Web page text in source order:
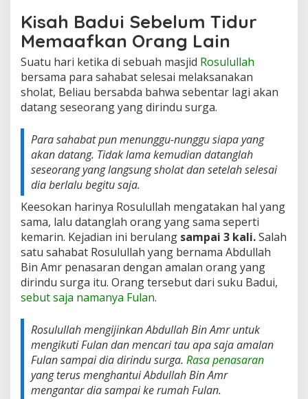
n
g
D
i
r
i
n
u
u
r
g
a
Kisah Badui Sebelum Tidur
Memaafkan Orang Lain
Suatu hari ketika di sebuah masjid Rosulullah
bersama para sahabat selesai melaksanakan
sholat, Beliau bersabda bahwa sebentar lagi akan
datang seseorang yang dirindu surga.
Para sahabat pun menunggu-nunggu siapa yang
akan datang. Tidak lama kemudian datanglah
seseorang yang langsung sholat dan setelah selesai
dia berlalu begitu saja.
Keesokan harinya Rosulullah mengatakan hal yang
sama, lalu datanglah orang yang sama seperti
kemarin. Kejadian ini berulang sampai 3 kali.Salah
satu sahabat Rosulullah yang bernama Abdullah
Bin Amr penasaran dengan amalan orang yang
dirindu surga itu. Orang tersebut dari suku Badui,
sebut saja namanya Fulan.
Rosulullah mengijinkan Abdullah Bin Amr untuk
mengikuti Fulan dan mencari tau apa saja amalan
Fulan sampai dia dirindu surga. Rasa penasaran
yang terus menghantui Abdullah Bin Amr
mengantar dia sampai ke rumah Fulan.